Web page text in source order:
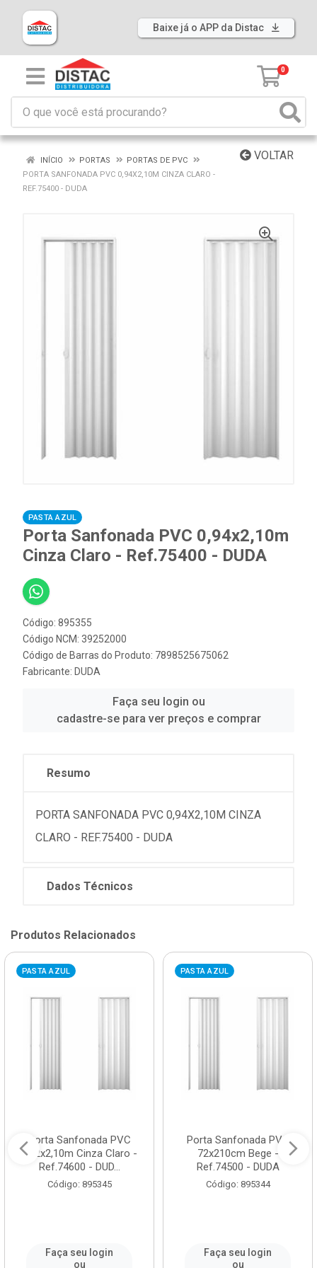
Baixe já o APP da Distac
0
VOLTAR
INÍCIO PORTAS
PORTAS DE PVC
PORTA SANFONADA PVC 0,94X2,10M CINZA CLARO -
REF.75400 - DUDA
PASTA AZUL
Porta Sanfonada PVC 0,94x2,10m
Cinza Claro - Ref.75400 - DUDA
Código: 895355
Código NCM: 39252000
Código de Barras do Produto: 7898525675062
Fabricante: DUDA
Faça seu login ou
cadastre-se para ver preços e comprar
Resumo
PORTA SANFONADA PVC 0,94X2,10M CINZA
CLARO - REF.75400 - DUDA
Dados Técnicos
Produtos Relacionados
PASTA AZUL
Porta Sanfonada PVC
0,72x2,10m Cinza Claro -
Ref.74600 - DUD...
Código: 895345
Faça seu login
ou
PASTA AZUL
Porta Sanfonada PVC
72x210cm Bege -
Ref.74500 - DUDA
Código: 895344
Faça seu login
ou